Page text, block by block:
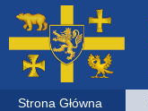
Strona Główna